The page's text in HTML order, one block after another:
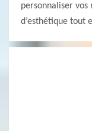
personnaliser
d’esthétique tout